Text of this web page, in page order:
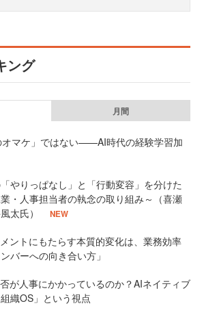
ング
月間
オマケ」ではない——AI時代の経験学習加
「やりっぱなし」と「行動変容」を分けた
・人事担当者の執念の取り組み～（喜瀬
太氏）
NEW
ントにもたらす本質的変化は、業務効率
バーへの向き合い方」
が人事にかかっているのか？AIネイティブ
織OS」という視点